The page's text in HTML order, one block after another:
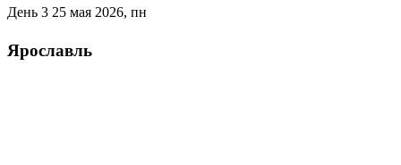
День 3 25 мая 2026, пн
Ярославль